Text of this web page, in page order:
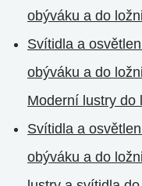
obýváku a do
Svítidla a
obýváku a do
Moderní lustry do
Svítidla a
obýváku a do